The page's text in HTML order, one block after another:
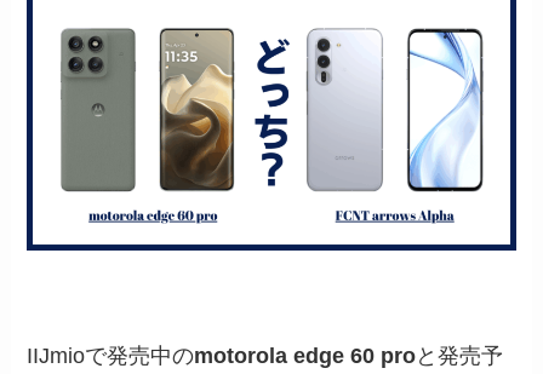
IIJmioで発売中のmotorola edge 60 proと発売予